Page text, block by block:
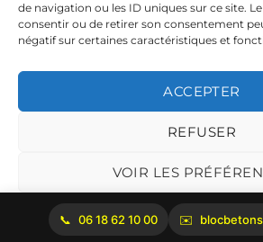
de navigation ou les ID uniques sur ce site.
consentir ou de retirer son consentement
négatif sur certaines caractéristiques et
ACCEPTER
REFUSER
VOIR LES
Politique de cookies
NOUS CONTACTER
blocbetonsud@gmail.com
2645 Route de Cadenet
Copyright 2026 ©Bloc
06 18 62 10 00